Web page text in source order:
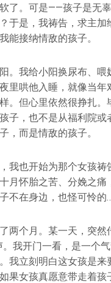
了。可是——孩子是无
于是，我祷告，求主加
能接纳情敌的孩子。
。我给小阳换尿布、喂
里哄他入睡，就像当年
。但心里依然很挣扎。
子，也不是从福利院或
，而是情敌的孩子。
我也开始为那个女孩祷
月怀胎之苦、分娩之痛
不在身边，也怪可怜的
两个月。某一天，突然
。我开门一看，是一个
我立刻明白这女孩是来
果女孩真愿意带走着孩